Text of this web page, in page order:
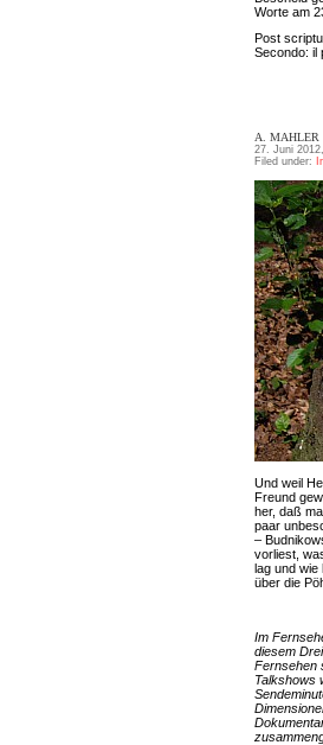
Worte am
Post
Secondo: il
A. MAHLER
27. Juni
Filed under:
Und weil
Freund
her, daß
paar
–
vorliest,
lag und
über die
Im
diesem
Fernsehen
Talkshows